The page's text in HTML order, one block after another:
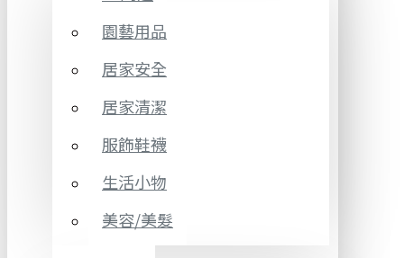
園藝用品
居家安全
居家清潔
服飾鞋襪
生活小物
美容/美髮